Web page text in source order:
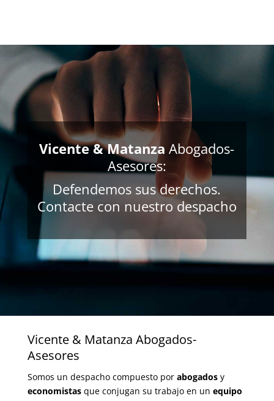
Vicente & MatanzaAbogados-
Asesores:
Defendemos sus derechos.
Contacte con nuestro despacho
Vicente & Matanza Abogados-
Asesores
Somos un despacho compuesto por abogadosy
economistasque conjugan su trabajo en un equipo